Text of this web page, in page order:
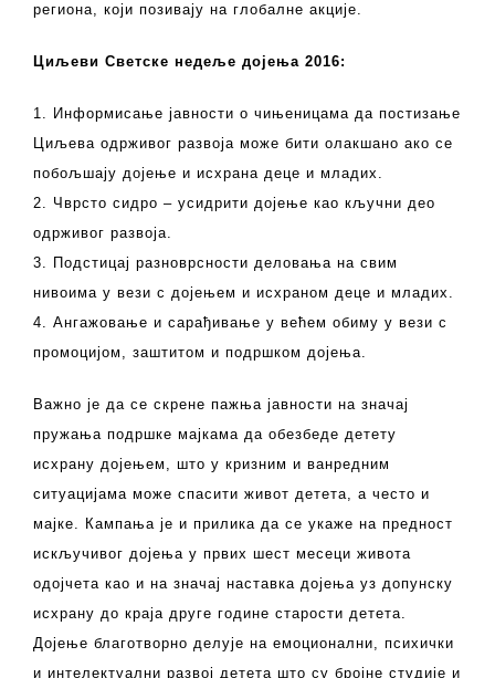
региона, који позивају на глобалне акције.
Циљеви Светске недеље дојења 2016:
1. Информисање јавности о чињеницама да постизање
Циљева одрживог развоја може бити олакшано ако се
побољшају дојење и исхрана деце и младих.
2. Чврсто сидро – усидрити дојење као кључни део
одрживог развоја.
3. Подстицај разноврсности деловања на свим
нивоима у вези с дојењем и исхраном деце и младих.
4. Ангажовање и сарађивање у већем обиму у вези с
промоцијом, заштитом и подршком дојења.
Важно је да се скрене пажња јавности на значај
пружања подршке мајкама да обезбеде детету
исхрану дојењем, што у кризним и ванредним
ситуацијама може спасити живот детета, а често и
мајке. Кампања је и прилика да се укаже на предност
искључивог дојења у првих шест месеци живота
одојчета као и на значај наставка дојења уз допунску
исхрану до краја друге године старости детета.
Дојење благотворно делује на емоционални, психички
и интелектуални развој детета што су бројне студије и